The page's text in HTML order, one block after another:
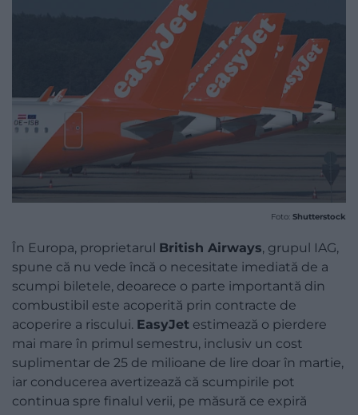
Foto: Shutterstock
În Europa, proprietarul British Airways, grupul IAG,
spune că nu vede încă o necesitate imediată de a
scumpi biletele, deoarece o parte importantă din
combustibil este acoperită prin contracte de
acoperire a riscului. EasyJet estimează o pierdere
mai mare în primul semestru, inclusiv un cost
suplimentar de 25 de milioane de lire doar în martie,
iar conducerea avertizează că scumpirile pot
continua spre finalul verii, pe măsură ce expiră